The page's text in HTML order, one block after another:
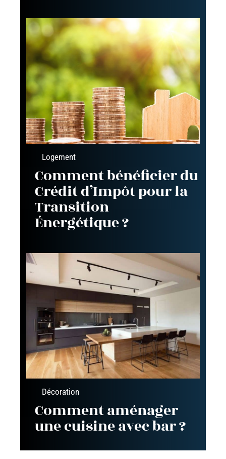
Logement
Comment bénéficier du
Crédit d’Impôt pour la
Transition
Énergétique ?
Décoration
Comment aménager
une cuisine avec bar ?